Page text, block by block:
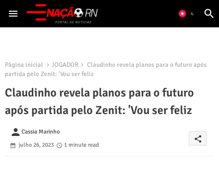
Página inicial JOGADOR
Claudinho revela planos para o futuro após
partida pelo Zenit: 'Vou ser feliz
Claudinho revela planos para o futuro
após partida pelo Zenit: 'Vou ser feliz
person Cassia Marinho
julho 26, 2023
1 minute read
share